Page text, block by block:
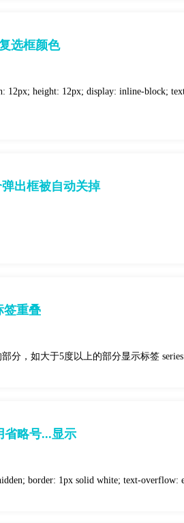
选框颜色
12px; height: 12px; display: inline-block;
出框被自动关掉
签重叠
分，如大于5度以上的部分显示标签
省略号...显示
border: 1px solid white; text-overflow: